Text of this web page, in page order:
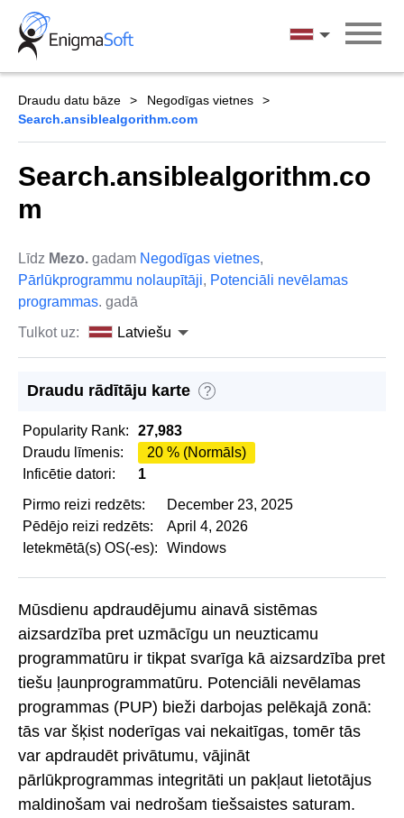
Skip
content
Latviešu
Draudu datu bāze
Negodīgas vietnes
Search.ansiblealgorithm.com
Search.ansiblealgorithm.co
m
Līdz Mezo. gadam Negodīgas vietnes,
Pārlūkprogrammu nolaupītāji, Potenciāli nevēlamas
programmas. gadā
Tulkot uz:
Latviešu
Draudu rādītāju karte ?
Popularity Rank:
27,983
Draudu līmenis:
20 % (Normāls)
Inficētie datori:
1
Pirmo reizi redzēts:
December 23, 2025
Pēdējo reizi redzēts:
April 4, 2026
Ietekmētā(s) OS(-es):
Windows
Mūsdienu apdraudējumu ainavā sistēmas
aizsardzība pret uzmācīgu un neuzticamu
programmatūru ir tikpat svarīga kā aizsardzība pret
tiešu ļaunprogrammatūru. Potenciāli nevēlamas
programmas (PUP) bieži darbojas pelēkajā zonā:
tās var šķist noderīgas vai nekaitīgas, tomēr tās
var apdraudēt privātumu, vājināt
pārlūkprogrammas integritāti un pakļaut lietotājus
maldinošam vai nedrošam tiešsaistes saturam.